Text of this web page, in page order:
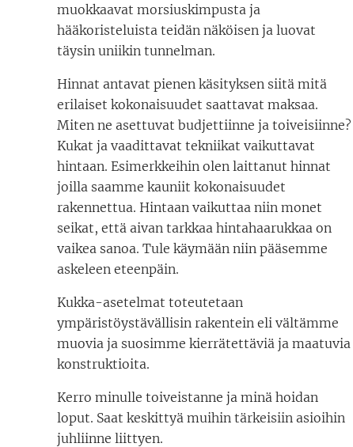
muokkaavat morsiuskimpusta ja
hääkoristeluista teidän näköisen ja luovat
täysin uniikin tunnelman.
Hinnat antavat pienen käsityksen siitä mitä
erilaiset kokonaisuudet saattavat maksaa.
Miten ne asettuvat budjettiinne ja toiveisiinne?
Kukat ja vaadittavat tekniikat vaikuttavat
hintaan. Esimerkkeihin olen laittanut hinnat
joilla saamme kauniit kokonaisuudet
rakennettua. Hintaan vaikuttaa niin monet
seikat, että aivan tarkkaa hintahaarukkaa on
vaikea sanoa. Tule käymään niin pääsemme
askeleen eteenpäin.
Kukka-asetelmat toteutetaan
ympäristöystävällisin rakentein eli vältämme
muovia ja suosimme kierrätettäviä ja maatuvia
konstruktioita.
Kerro minulle toiveistanne ja minä hoidan
loput. Saat keskittyä muihin tärkeisiin asioihin
juhliinne liittyen.